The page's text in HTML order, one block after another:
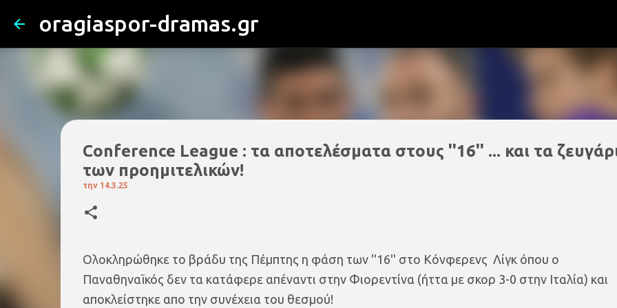
oragiaspor-dramas.gr
Conference League : τα αποτελέσματα στους ''16'' ... και τα
των προημιτελικών!
την 14.3.25
Ολοκληρώθηκε το βράδυ της Πέμπτης η φάση των ''16'' στο Κόνφερενς Λίγκ όπου ο
Παναθηναϊκός δεν τα κατάφερε απέναντι στην Φιορεντίνα (ήττα με σκορ 3-0 στην Ιταλία) και
αποκλείστηκε απο την συνέχεια του θεσμού!